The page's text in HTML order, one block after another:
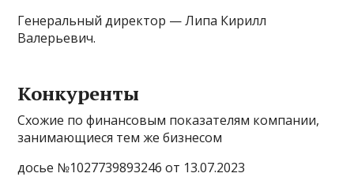
Генеральный директор — Липа Кирилл
Валерьевич.
Конкуренты
Схожие по финансовым показателям компании,
занимающиеся тем же бизнесом
досье №1027739893246 от 13.07.2023